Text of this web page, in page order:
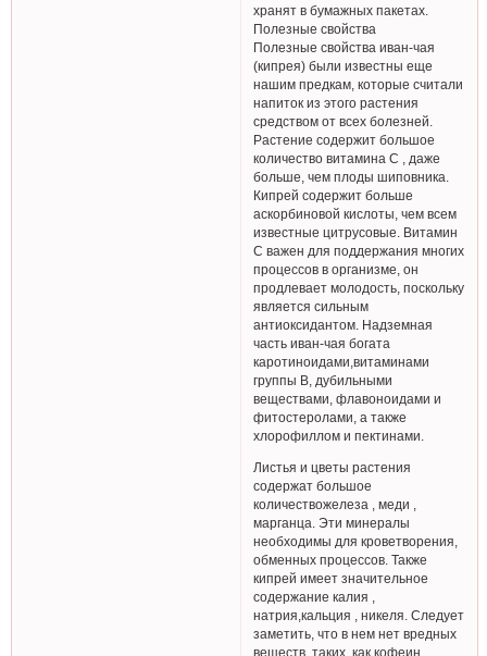
хранят в бумажных пакетах.
Полезные свойства
Полезные свойства иван-чая
(кипрея) были известны еще
нашим предкам, которые считали
напиток из этого растения
средством от всех болезней.
Растение содержит большое
количество витамина С , даже
больше, чем плоды шиповника.
Кипрей содержит больше
аскорбиновой кислоты, чем всем
известные цитрусовые. Витамин
С важен для поддержания многих
процессов в организме, он
продлевает молодость, поскольку
является сильным
антиоксидантом. Надземная
часть иван-чая богата
каротиноидами,витаминами
группы В, дубильными
веществами, флавоноидами и
фитостеролами, а также
хлорофиллом и пектинами.
Листья и цветы растения
содержат большое
количествожелеза , меди ,
марганца. Эти минералы
необходимы для кроветворения,
обменных процессов. Также
кипрей имеет значительное
содержание калия ,
натрия,кальция , никеля. Следует
заметить, что в нем нет вредных
веществ, таких, как кофеин,